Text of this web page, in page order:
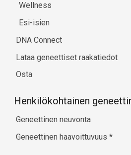
Wellness
Esi-isien
DNA Connect
Lataa geneettiset raakatiedot
Osta
Henkilökohtainen
Geneettinen neuvonta
Geneettinen haavoittuvuus *